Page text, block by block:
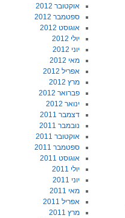
אוקטובר 2012
ספטמבר 2012
אוגוסט 2012
יולי 2012
יוני 2012
מאי 2012
אפריל 2012
מרץ 2012
פברואר 2012
ינואר 2012
דצמבר 2011
נובמבר 2011
אוקטובר 2011
ספטמבר 2011
אוגוסט 2011
יולי 2011
יוני 2011
מאי 2011
אפריל 2011
מרץ 2011